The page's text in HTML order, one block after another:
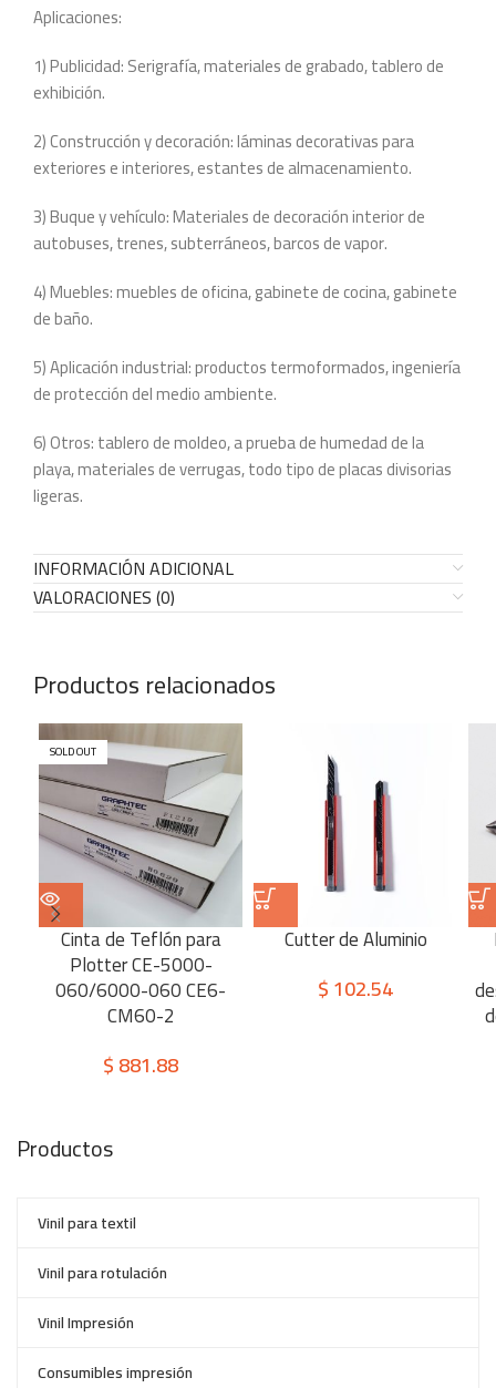
Aplicaciones:
1) Publicidad: Serigrafía, materiales de grabado, tablero de
exhibición.
2) Construcción y decoración: láminas decorativas para
exteriores e interiores, estantes de almacenamiento.
3) Buque y vehículo: Materiales de decoración interior de
autobuses, trenes, subterráneos, barcos de vapor.
4) Muebles: muebles de oficina, gabinete de cocina, gabinete
de baño.
5) Aplicación industrial: productos termoformados, ingeniería
de protección del medio ambiente.
6) Otros: tablero de moldeo, a prueba de humedad de la
playa, materiales de verrugas, todo tipo de placas divisorias
ligeras.
INFORMACIÓN ADICIONAL
VALORACIONES (0)
Productos relacionados
SOLD OUT
Cinta de Teflón para
Plotter CE-5000-
060/6000-060 CE6-
CM60-2
$881.88
Cutter de Aluminio
$102.54
Productos
Vinil para textil
Vinil para rotulación
Vinil Impresión
Consumibles impresión